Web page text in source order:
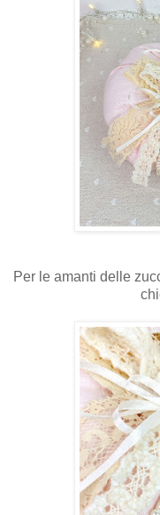
Per le amanti delle